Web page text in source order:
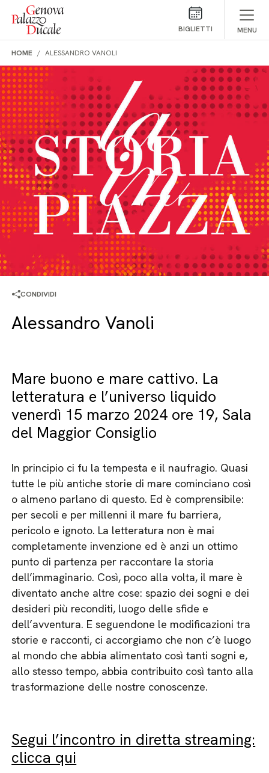
Salta al contenuto
BIGLIETTI MENU
HOME ALESSANDRO VANOLI
CONDIVIDI
Alessandro Vanoli
Mare buono e mare cattivo. La
letteratura e l’universo liquido
venerdì 15 marzo 2024 ore 19, Sala
del Maggior Consiglio
In principio ci fu la tempesta e il naufragio. Quasi
tutte le più antiche storie di mare cominciano così
o almeno parlano di questo. Ed è comprensibile:
per secoli e per millenni il mare fu barriera,
pericolo e ignoto. La letteratura non è mai
completamente invenzione ed è anzi un ottimo
punto di partenza per raccontare la storia
dell’immaginario. Così, poco alla volta, il mare è
diventato anche altre cose: spazio dei sogni e dei
desideri più reconditi, luogo delle sfide e
dell’avventura. E seguendone le modificazioni tra
storie e racconti, ci accorgiamo che non c’è luogo
al mondo che abbia alimentato così tanti sogni e,
allo stesso tempo, abbia contribuito così tanto alla
trasformazione delle nostre conoscenze.
Segui l’incontro in diretta streaming:
clicca qui